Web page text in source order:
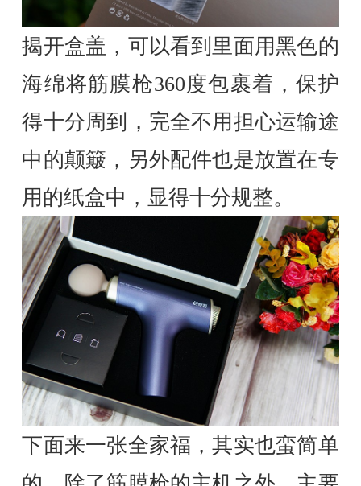
揭开盒盖，可以看到里面用黑色的
海绵将筋膜枪360度包裹着，保护
得十分周到，完全不用担心运输途
中的颠簸，另外配件也是放置在专
用的纸盒中，显得十分规整。
下面来一张全家福，其实也蛮简单